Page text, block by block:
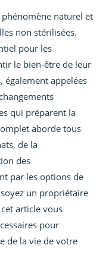
phénomène naturel et
non stérilisées.
pour les
le bien-être de leur
également appelées
qui préparent la
aborde tous
de la
des
par les options de
un propriétaire
article vous
pour
de la vie de votre